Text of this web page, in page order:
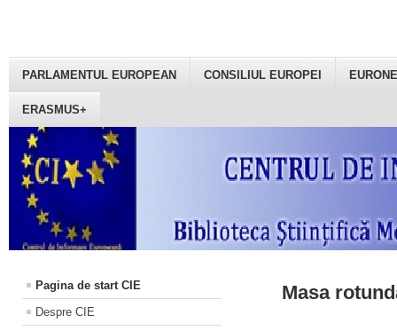
PARLAMENTUL EUROPEAN CONSILIUL EUROPEI
ERASMUS+
Pagina de start CIE
Despre CIE
Masa